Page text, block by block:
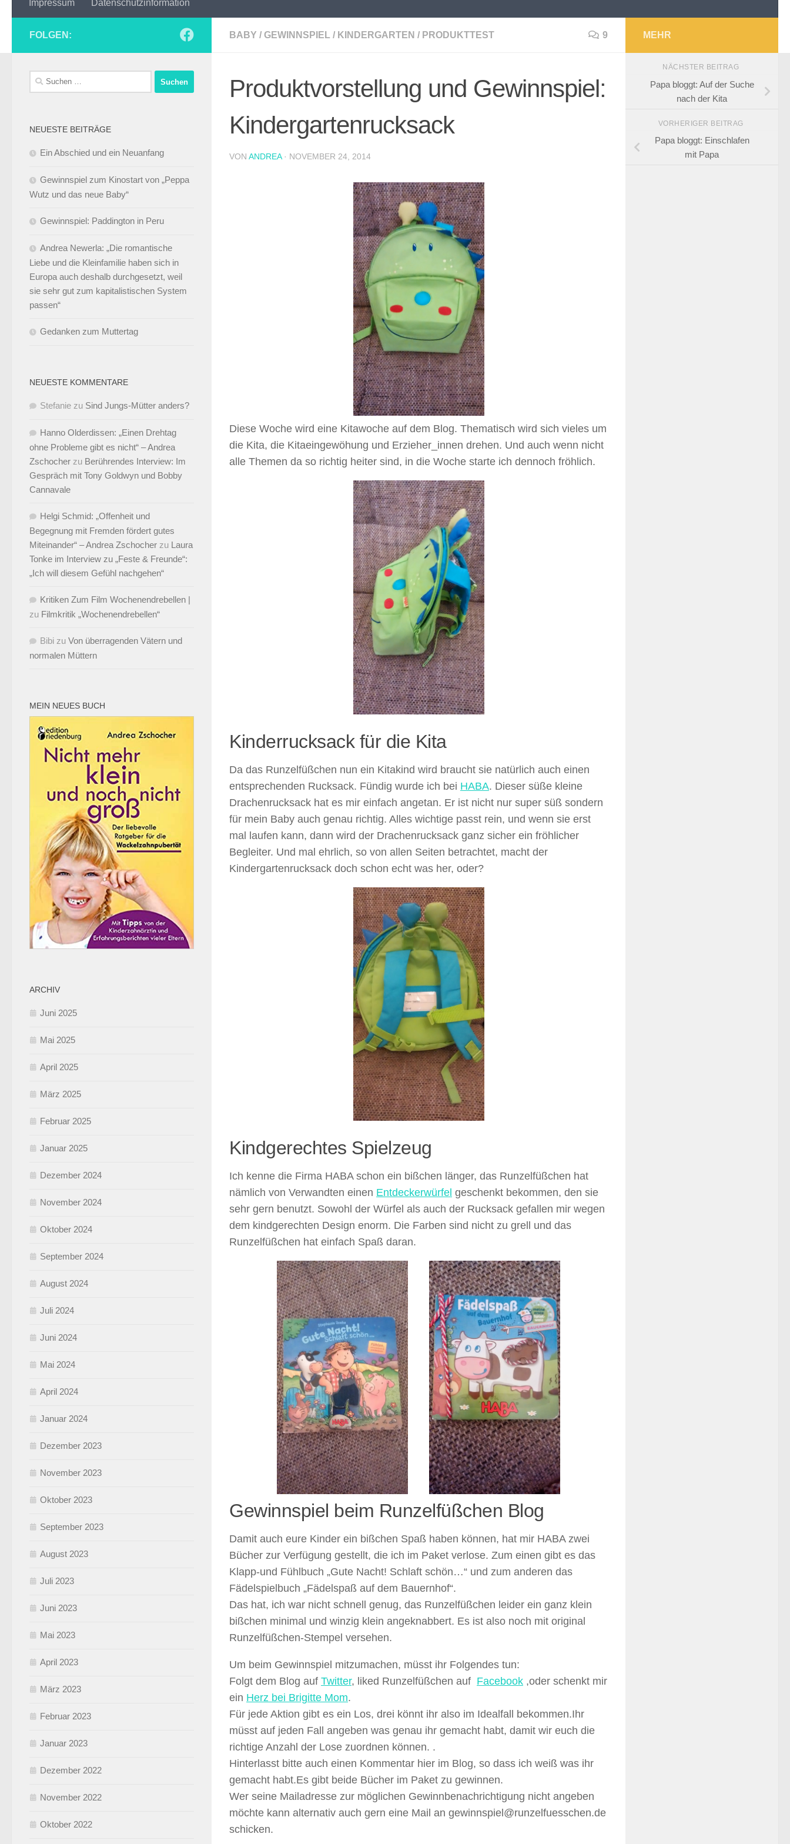
Impressum Datenschutzinformation
BABY / GEWINNSPIEL / KINDERGARTEN / PRODUKTTEST 9
Produktvorstellung und Gewinnspiel:
Kindergartenrucksack
VON ANDREA · NOVEMBER 24, 2014
Diese Woche wird eine Kitawoche auf dem Blog. Thematisch wird sich vieles um
die Kita, die Kitaeingewöhung und Erzieher_innen drehen. Und auch wenn nicht
alle Themen da so richtig heiter sind, in die Woche starte ich dennoch fröhlich.
Kinderrucksack für die Kita
Da das Runzelfüßchen nun ein Kitakind wird braucht sie natürlich auch einen
entsprechenden Rucksack. Fündig wurde ich bei HABA. Dieser süße kleine
Drachenrucksack hat es mir einfach angetan. Er ist nicht nur super süß sondern
für mein Baby auch genau richtig. Alles wichtige passt rein, und wenn sie erst
mal laufen kann, dann wird der Drachenrucksack ganz sicher ein fröhlicher
Begleiter. Und mal ehrlich, so von allen Seiten betrachtet, macht der
Kindergartenrucksack doch schon echt was her, oder?
Kindgerechtes Spielzeug
Ich kenne die Firma HABA schon ein bißchen länger, das Runzelfüßchen hat
nämlich von Verwandten einen Entdeckerwürfel geschenkt bekommen, den sie
sehr gern benutzt. Sowohl der Würfel als auch der Rucksack gefallen mir wegen
dem kindgerechten Design enorm. Die Farben sind nicht zu grell und das
Runzelfüßchen hat einfach Spaß daran.
Gewinnspiel beim Runzelfüßchen Blog
Damit auch eure Kinder ein bißchen Spaß haben können, hat mir HABA zwei
Bücher zur Verfügung gestellt, die ich im Paket verlose. Zum einen gibt es das
Klapp-und Fühlbuch „Gute Nacht! Schlaft schön…“ und zum anderen das
Fädelspielbuch „Fädelspaß auf dem Bauernhof“.
Das hat, ich war nicht schnell genug, das Runzelfüßchen leider ein ganz klein
bißchen minimal und winzig klein angeknabbert. Es ist also noch mit original
Runzelfüßchen-Stempel versehen.
Um beim Gewinnspiel mitzumachen, müsst ihr Folgendes tun:
Folgt dem Blog auf Twitter, liked Runzelfüßchen auf Facebook ,oder schenkt mir
ein Herz bei Brigitte Mom.
Für jede Aktion gibt es ein Los, drei könnt ihr also im Idealfall bekommen.Ihr
müsst auf jeden Fall angeben was genau ihr gemacht habt, damit wir euch die
richtige Anzahl der Lose zuordnen können. .
Hinterlasst bitte auch einen Kommentar hier im Blog, so dass ich weiß was ihr
gemacht habt.Es gibt beide Bücher im Paket zu gewinnen.
Wer seine Mailadresse zur möglichen Gewinnbenachrichtigung nicht angeben
möchte kann alternativ auch gern eine Mail an gewinnspiel@runzelfuesschen.de
schicken.
FOLGEN:
Suchen
nach:
NEUESTE BEITRÄGE
Ein Abschied und ein Neuanfang
Gewinnspiel zum Kinostart von „Peppa
Wutz und das neue Baby“
Gewinnspiel: Paddington in Peru
Andrea Newerla: „Die romantische
Liebe und die Kleinfamilie haben sich in
Europa auch deshalb durchgesetzt, weil
sie sehr gut zum kapitalistischen System
passen“
Gedanken zum Muttertag
NEUESTE KOMMENTARE
Stefanie zu Sind Jungs-Mütter anders?
Hanno Olderdissen: „Einen Drehtag
ohne Probleme gibt es nicht“ – Andrea
Zschocher zu Berührendes Interview: Im
Gespräch mit Tony Goldwyn und Bobby
Cannavale
Helgi Schmid: „Offenheit und
Begegnung mit Fremden fördert gutes
Miteinander“ – Andrea Zschocher zu Laura
Tonke im Interview zu „Feste & Freunde“:
„Ich will diesem Gefühl nachgehen“
Kritiken Zum Film Wochenendrebellen |
zu Filmkritik „Wochenendrebellen“
Bibi zu Von überragenden Vätern und
normalen Müttern
MEIN NEUES BUCH
ARCHIV
Juni 2025
Mai 2025
April 2025
März 2025
Februar 2025
Januar 2025
Dezember 2024
November 2024
Oktober 2024
September 2024
August 2024
Juli 2024
Juni 2024
Mai 2024
April 2024
Januar 2024
Dezember 2023
November 2023
Oktober 2023
September 2023
August 2023
Juli 2023
Juni 2023
Mai 2023
April 2023
März 2023
Februar 2023
Januar 2023
Dezember 2022
November 2022
Oktober 2022
MEHR
NÄCHSTER BEITRAG
Papa bloggt: Auf der Suche
nach der Kita
VORHERIGER BEITRAG
Papa bloggt: Einschlafen
mit Papa